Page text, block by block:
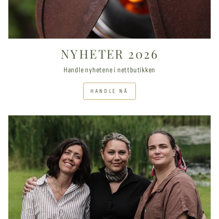
NYHETER 2026
Handle nyhetene i nettbutikken
HANDLE NÅ